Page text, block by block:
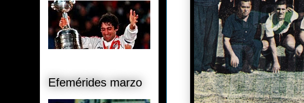
Efemérides marzo